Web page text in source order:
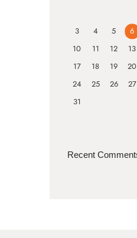
3
4 5 6
10
11 12 13
17
18 19 20
24
25 26 27
31
Recent